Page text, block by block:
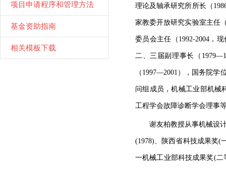
项目申请程序和管理方法
基金资助指南
相关模板下载
理论及轴承研究所所长（
家教委开放研究实验室主任
委员会主任（1992-2004，
二、三届副理事长（
（1997—2001），国务院学
问组成员，机械工业部机械
工程学会故障诊断学会理事
谢友柏教授从事机械设
(1978)、陕西省科技成果奖(
一机械工业部科技成果奖(二